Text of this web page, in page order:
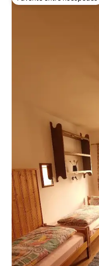
Favorito entre huéspedes